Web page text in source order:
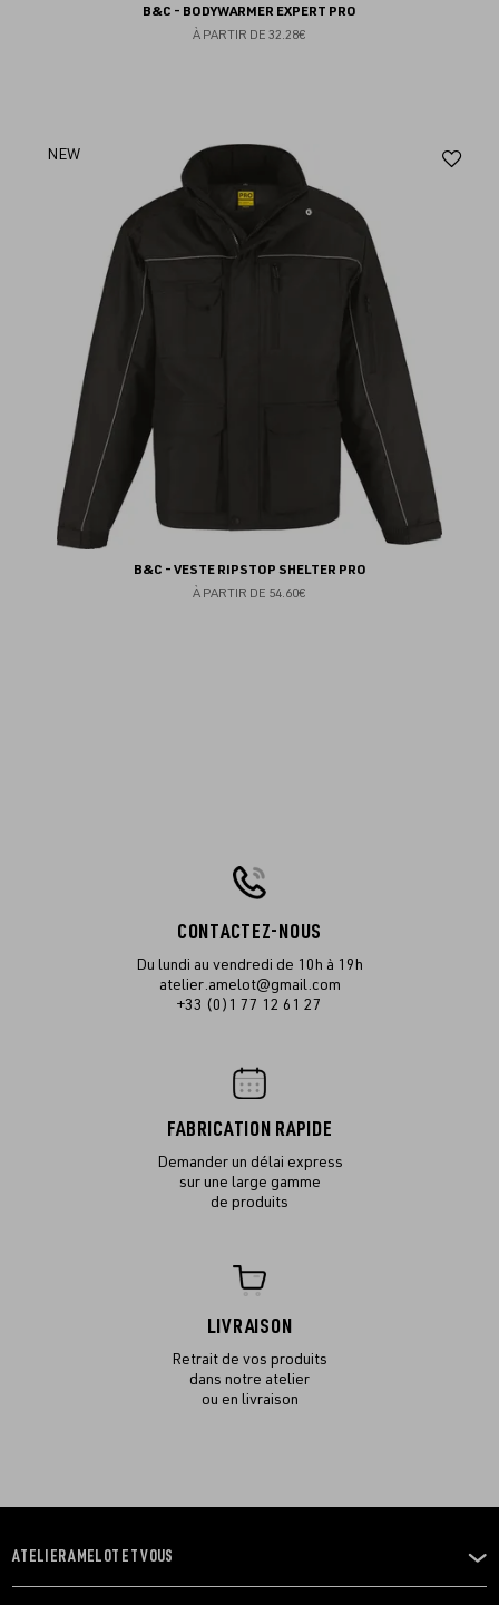
B&C - BODYWARMER EXPERT PRO
À PARTIR DE 32.28€
NEW
B&C - VESTE RIPSTOP SHELTER PRO
À PARTIR DE 54.60€
CONTACTEZ-NOUS
Du lundi au vendredi de 10h à 19h
atelier.amelot@gmail.com
+33 (0)1 77 12 61 27
FABRICATION RAPIDE
Demander un délai express
sur une large gamme
de produits
LIVRAISON
Retrait de vos produits
dans notre atelier
ou en livraison
OUVRIR
LE
ATELIER AMELOT ET VOUS